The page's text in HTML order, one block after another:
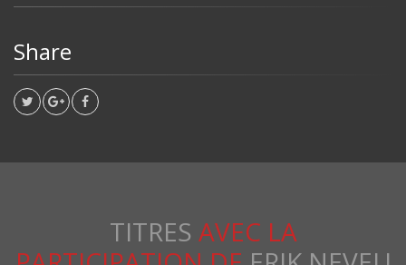
Share
TITRES AVEC LA